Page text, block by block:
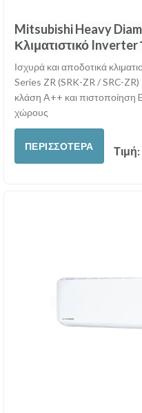
Mitsubishi Heavy
Κλιματιστικό Inverter
Ισχυρά και αποδοτικά
Series ZR (SRK-ZR / SRC-ZR)
κλάση A++ και πιστοποίηση
χώρους
ΠΕΡΙΣΣΌΤΕΡΑ Τιμή: